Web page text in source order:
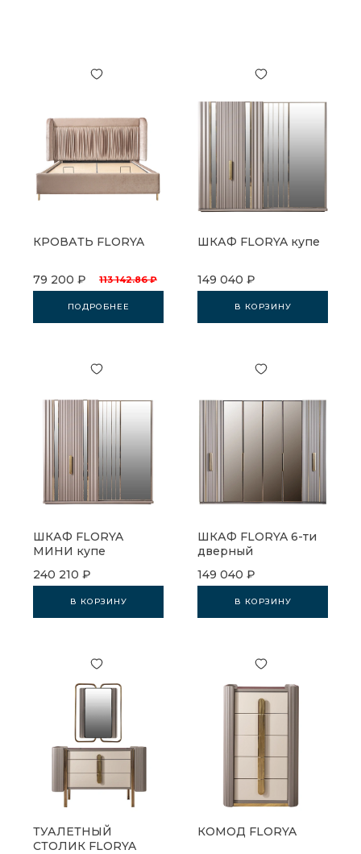
КРОВАТЬ FLORYA
79 200 ₽ 113 142.86 ₽
ПОДРОБНЕЕ
ШКАФ FLORYA купе
149 040 ₽
В КОРЗИНУ
ШКАФ FLORYA
МИНИ купе
240 210 ₽
В КОРЗИНУ
ШКАФ FLORYA 6-ти
дверный
149 040 ₽
В КОРЗИНУ
ТУАЛЕТНЫЙ
СТОЛИК FLORYA
КОМОД FLORYA